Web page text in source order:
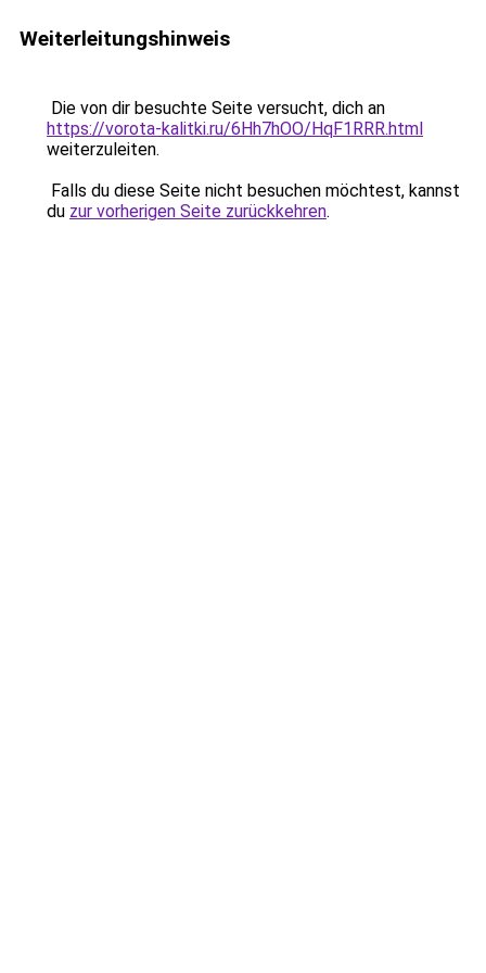
Weiterleitungshinweis
Die von dir besuchte Seite versucht, dich an
https://vorota-kalitki.ru/6Hh7hOO/HqF1RRR.html
weiterzuleiten.
Falls du diese Seite nicht besuchen möchtest, kannst
du zur vorherigen Seite zurückkehren.